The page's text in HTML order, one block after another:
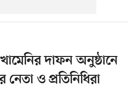
দাফন অনুষ্ঠানে
ও প্রতিনিধিরা